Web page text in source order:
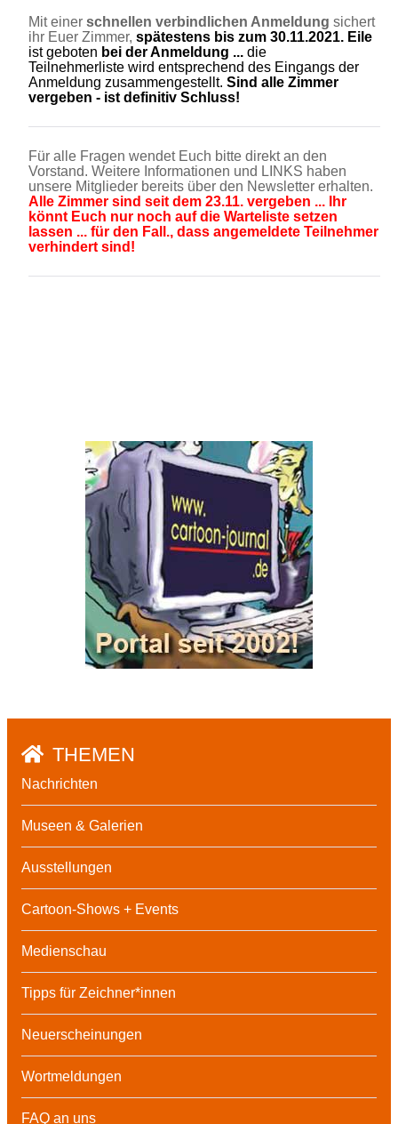
Mit einer schnellen verbindlichen Anmeldung sichert
ihr Euer Zimmer, spätestens bis zum 30.11.2021. Eile
ist geboten bei der Anmeldung ... die
Teilnehmerliste wird entsprechend des Eingangs der
Anmeldung zusammengestellt. Sind alle Zimmer
vergeben - ist definitiv Schluss!
Für alle Fragen wendet Euch bitte direkt an den
Vorstand. Weitere Informationen und LINKS haben
unsere Mitglieder bereits über den Newsletter erhalten.
Alle Zimmer sind seit dem 23.11. vergeben ... Ihr
könnt Euch nur noch auf die Warteliste setzen
lassen ... für den Fall., dass angemeldete Teilnehmer
verhindert sind!
THEMEN
Nachrichten
Museen & Galerien
Ausstellungen
Cartoon-Shows + Events
Medienschau
Tipps für Zeichner*innen
Neuerscheinungen
Wortmeldungen
FAQ an uns